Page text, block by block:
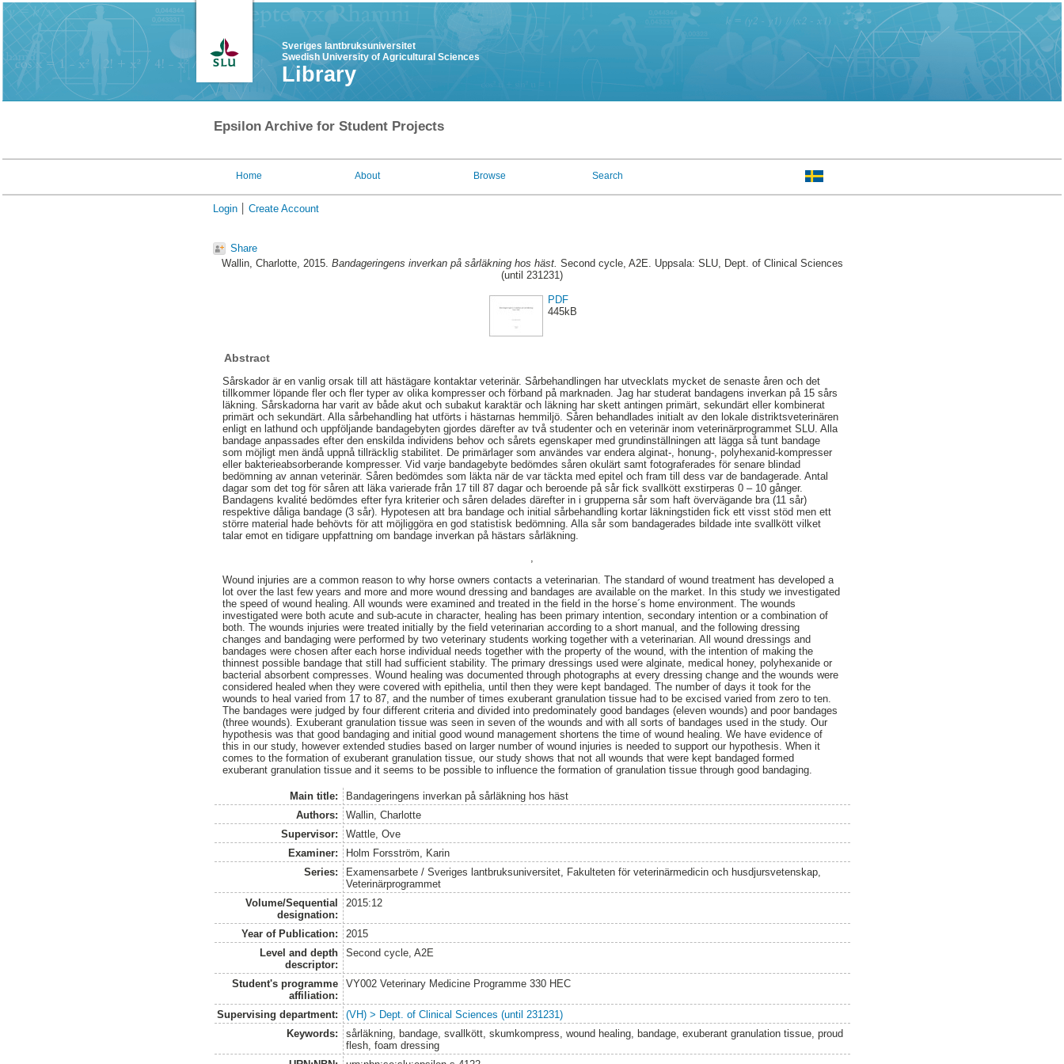
Sveriges lantbruksuniversitet
Swedish University of Agricultural Sciences
Library
Epsilon Archive for Student Projects
Home About Browse Search
Login Create Account
Share
Wallin, Charlotte, 2015. Bandageringens inverkan på sårläkning hos häst. Second cycle, A2E. Uppsala: SLU, Dept. of Clinical Sciences
(until 231231)
PDF
445kB
Abstract
Sårskador är en vanlig orsak till att hästägare kontaktar veterinär. Sårbehandlingen har utvecklats mycket de senaste åren och det
tillkommer löpande fler och fler typer av olika kompresser och förband på marknaden. Jag har studerat bandagens inverkan på 15 sårs
läkning. Sårskadorna har varit av både akut och subakut karaktär och läkning har skett antingen primärt, sekundärt eller kombinerat
primärt och sekundärt. Alla sårbehandling hat utförts i hästarnas hemmiljö. Såren behandlades initialt av den lokale distriktsveterinären
enligt en lathund och uppföljande bandagebyten gjordes därefter av två studenter och en veterinär inom veterinärprogrammet SLU. Alla
bandage anpassades efter den enskilda individens behov och sårets egenskaper med grundinställningen att lägga så tunt bandage
som möjligt men ändå uppnå tillräcklig stabilitet. De primärlager som användes var endera alginat-, honung-, polyhexanid-kompresser
eller bakterieabsorberande kompresser. Vid varje bandagebyte bedömdes såren okulärt samt fotograferades för senare blindad
bedömning av annan veterinär. Såren bedömdes som läkta när de var täckta med epitel och fram till dess var de bandagerade. Antal
dagar som det tog för såren att läka varierade från 17 till 87 dagar och beroende på sår fick svallkött exstirperas 0 – 10 gånger.
Bandagens kvalité bedömdes efter fyra kriterier och såren delades därefter in i grupperna sår som haft övervägande bra (11 sår)
respektive dåliga bandage (3 sår). Hypotesen att bra bandage och initial sårbehandling kortar läkningstiden fick ett visst stöd men ett
större material hade behövts för att möjliggöra en god statistisk bedömning. Alla sår som bandagerades bildade inte svallkött vilket
talar emot en tidigare uppfattning om bandage inverkan på hästars sårläkning.
Wound injuries are a common reason to why horse owners contacts a veterinarian. The standard of wound treatment has developed a
lot over the last few years and more and more wound dressing and bandages are available on the market. In this study we investigated
the speed of wound healing. All wounds were examined and treated in the field in the horse´s home environment. The wounds
investigated were both acute and sub-acute in character, healing has been primary intention, secondary intention or a combination of
both. The wounds injuries were treated initially by the field veterinarian according to a short manual, and the following dressing
changes and bandaging were performed by two veterinary students working together with a veterinarian. All wound dressings and
bandages were chosen after each horse individual needs together with the property of the wound, with the intention of making the
thinnest possible bandage that still had sufficient stability. The primary dressings used were alginate, medical honey, polyhexanide or
bacterial absorbent compresses. Wound healing was documented through photographs at every dressing change and the wounds were
considered healed when they were covered with epithelia, until then they were kept bandaged. The number of days it took for the
wounds to heal varied from 17 to 87, and the number of times exuberant granulation tissue had to be excised varied from zero to ten.
The bandages were judged by four different criteria and divided into predominately good bandages (eleven wounds) and poor bandages
(three wounds). Exuberant granulation tissue was seen in seven of the wounds and with all sorts of bandages used in the study. Our
hypothesis was that good bandaging and initial good wound management shortens the time of wound healing. We have evidence of
this in our study, however extended studies based on larger number of wound injuries is needed to support our hypothesis. When it
comes to the formation of exuberant granulation tissue, our study shows that not all wounds that were kept bandaged formed
exuberant granulation tissue and it seems to be possible to influence the formation of granulation tissue through good bandaging.
Main title:
Bandageringens inverkan på sårläkning hos häst
Authors:
Wallin, Charlotte
Supervisor:
Wattle, Ove
Examiner:
Holm Forsström, Karin
Series:
Examensarbete / Sveriges lantbruksuniversitet, Fakulteten för veterinärmedicin och husdjursvetenskap,
Veterinärprogrammet
Volume/Sequential
designation:
2015:12
Year of Publication:
2015
Level and depth
descriptor:
Second cycle, A2E
Student's programme
affiliation:
VY002 Veterinary Medicine Programme 330 HEC
Supervising department:
(VH) > Dept. of Clinical Sciences (until 231231)
Keywords:
sårläkning, bandage, svallkött, skumkompress, wound healing, bandage, exuberant granulation tissue, proud
flesh, foam dressing